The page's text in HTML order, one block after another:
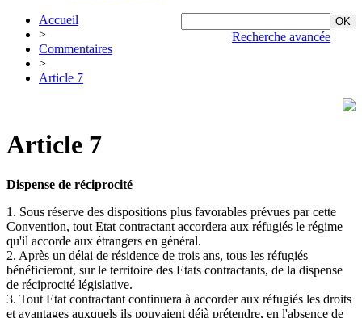
Recherche avancée
Accueil
>
Commentaires
>
Article 7
Article 7
Dispense de réciprocité
1. Sous réserve des dispositions plus favorables prévues par cette
Convention, tout Etat contractant accordera aux réfugiés le régime
qu'il accorde aux étrangers en général.
2. Après un délai de résidence de trois ans, tous les réfugiés
bénéficieront, sur le territoire des Etats contractants, de la dispense
de réciprocité législative.
3. Tout Etat contractant continuera à accorder aux réfugiés les droits
et avantages auxquels ils pouvaient déjà prétendre, en l'absence de